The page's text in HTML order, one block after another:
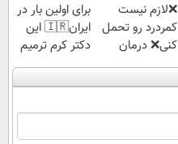
❌لازم نیست
کمردرد رو تحمل
کنی❌ درمان
بدون جراحی و
قرص
برای اولین بار در
ایران🇮🇷 این
دکتر کرم ترمیم
کننده 23 روزه
ساخت!